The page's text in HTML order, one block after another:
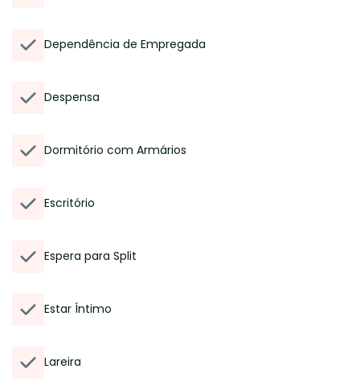
Dependência de Empregada
Despensa
Dormitório com Armários
Escritório
Espera para Split
Estar Íntimo
Lareira